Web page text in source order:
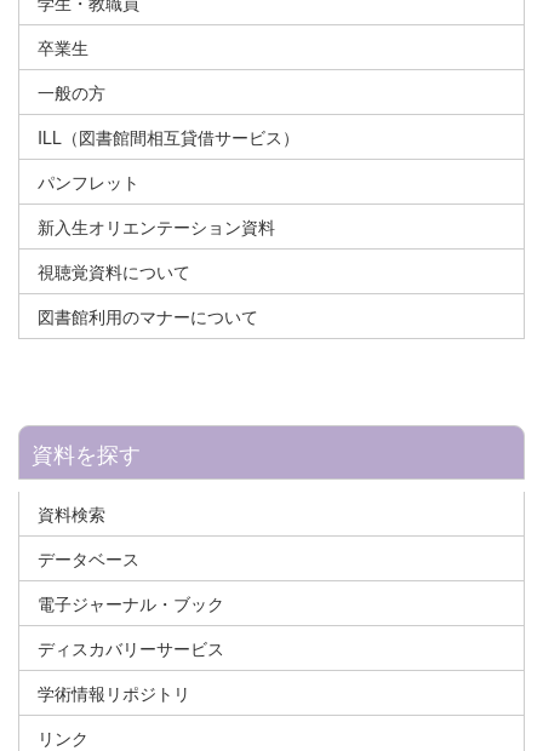
卒業生
一般の方
ILL（図書館間相互貸借サービス）
パンフレット
新入生オリエンテーション資料
視聴覚資料について
図書館利用のマナーについて
資料を探す
資料検索
データベース
電子ジャーナル・ブック
ディスカバリーサービス
学術情報リポジトリ
リンク